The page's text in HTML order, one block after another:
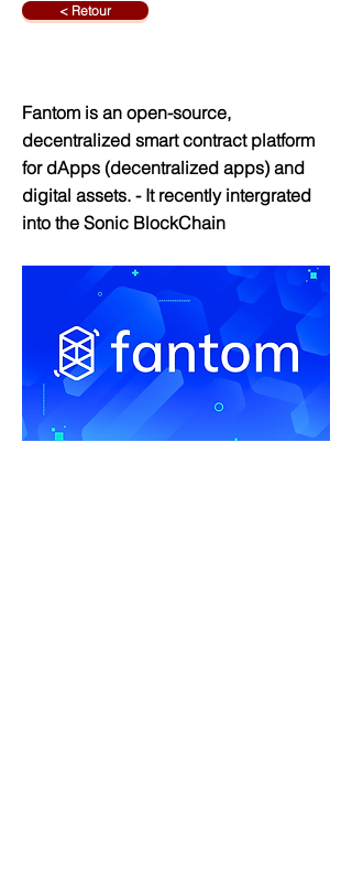
< Retour
Fantom is an open-source,
decentralized smart contract platform
for dApps (decentralized apps) and
digital assets. - It recently intergrated
into the Sonic BlockChain